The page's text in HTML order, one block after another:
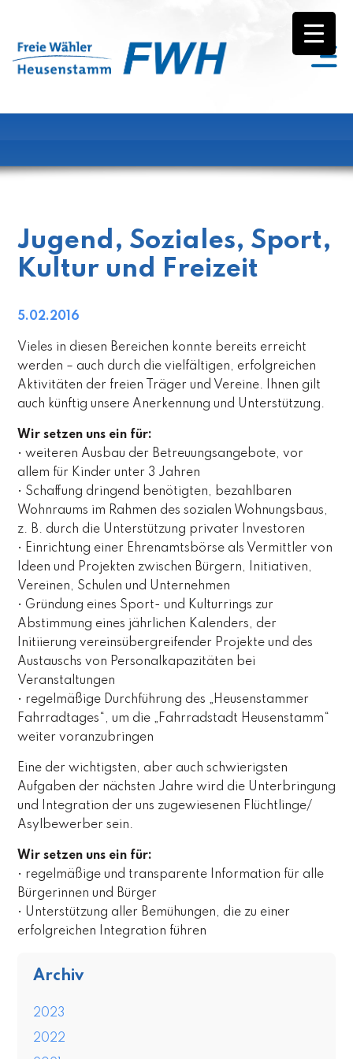
Jugend, Soziales, Sport,
Kultur und Freizeit
5.02.2016
Vieles in diesen Bereichen konnte bereits erreicht
werden – auch durch die vielfältigen, erfolgreichen
Aktivitäten der freien Träger und Vereine. Ihnen gilt
auch künftig unsere Anerkennung und Unterstützung.
Wir setzen uns ein für:
• weiteren Ausbau der Betreuungsangebote, vor
allem für Kinder unter 3 Jahren
• Schaffung dringend benötigten, bezahlbaren
Wohnraums im Rahmen des sozialen Wohnungsbaus,
z. B. durch die Unterstützung privater Investoren
• Einrichtung einer Ehrenamtsbörse als Vermittler von
Ideen und Projekten zwischen Bürgern, Initiativen,
Vereinen, Schulen und Unternehmen
• Gründung eines Sport- und Kulturrings zur
Abstimmung eines jährlichen Kalenders, der
Initiierung vereinsübergreifender Projekte und des
Austauschs von Personalkapazitäten bei
Veranstaltungen
• regelmäßige Durchführung des „Heusenstammer
Fahrradtages“, um die „Fahrradstadt Heusenstamm“
weiter voranzubringen
Eine der wichtigsten, aber auch schwierigsten
Aufgaben der nächsten Jahre wird die Unterbringung
und Integration der uns zugewiesenen Flüchtlinge/
Asylbewerber sein.
Wir setzen uns ein für:
• regelmäßige und transparente Information für alle
Bürgerinnen und Bürger
• Unterstützung aller Bemühungen, die zu einer
erfolgreichen Integration führen
Archiv
2023
2022